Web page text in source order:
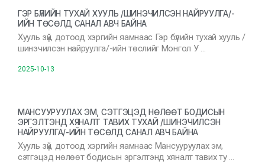
ГЭР БҮЛИЙН ТУХАЙ ХУУЛЬ /ШИНЭЧИЛСЭН НАЙРУУЛГА/-
ИЙН ТӨСӨЛД САНАЛ АВЧ БАЙНА
Хууль зүй, дотоод хэргийн яамнаас Гэр бүлийн тухай хууль /
шинэчилсэн найруулга/-ийн төслийг Монгол У …
2025-10-13
МАНСУУРУУЛАХ ЭМ, СЭТГЭЦЭД НӨЛӨӨТ БОДИСЫН
ЭРГЭЛТЭНД ХЯНАЛТ ТАВИХ ТУХАЙ /ШИНЭЧИЛСЭН
НАЙРУУЛГА/-ИЙН ТӨСӨЛД САНАЛ АВЧ БАЙНА
Хууль зүй, дотоод хэргийн яамнаас Мансууруулах эм,
сэтгэцэд нөлөөт бодисын эргэлтэнд хяналт тавих ту …